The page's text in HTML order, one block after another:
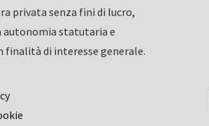
privata senza fini di lucro,
autonomia statutaria e
finalità di interesse generale.